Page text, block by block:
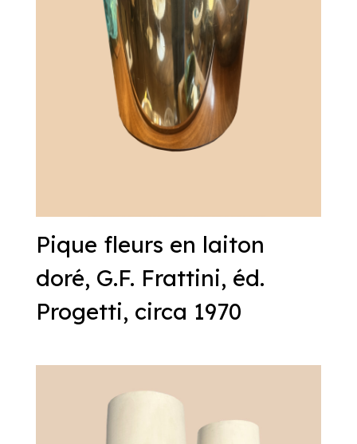
Pique fleurs en laiton
doré, G.F. Frattini, éd.
Progetti, circa 1970